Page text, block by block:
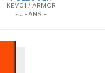
KEV01 / ARMOR
- JEANS -